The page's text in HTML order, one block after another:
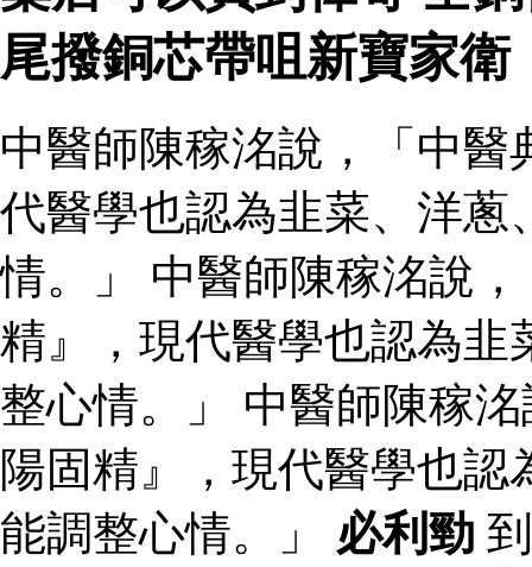
尾撥銅芯帶咀新寶家衛
中醫師陳稼洺說，「中
代醫學也認為韭菜、洋蔥
情。」 中醫師陳稼洺說
精』，現代醫學也認為韭
整心情。」 中醫師陳稼
陽固精』，現代醫學也
能調整心情。」 必利勁